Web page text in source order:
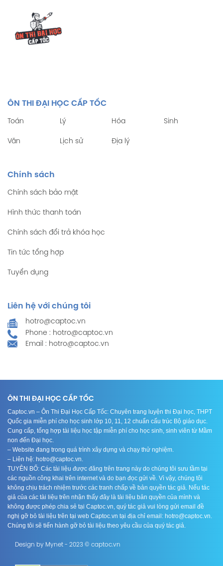
ÔN THI ĐẠI HỌC CẤP TỐC
Toán Lý Hóa Sinh
Văn Lịch sử Địa lý
Chính sách
Chính sách bảo mật
Hình thức thanh toán
Chính sách đổi trả khóa học
Tin tức tổng hợp
Tuyển dụng
Liên hệ với chúng tôi
hotro@captoc.vn
Phone : hotro@captoc.vn
Email : hotro@captoc.vn
ÔN THI ĐẠI HỌC CẤP TỐC
Captoc.vn – Ôn Thi Đại Học Cấp Tốc: Chuyên trang luyện thi Đại học, THPT
Quốc gia miễn phí cho học sinh lớp 10, 11, 12 chuẩn cấu trúc Bộ giáo dục.
Cung cấp, tổng hợp tài liệu học tập miễn phí cho học sinh, sinh viên từ Mầm
non đến Đại học.
– Website đang trong quá trình xây dựng và chạy thử nghiệm.
– Liên hệ: hotro@captoc.vn.
TUYÊN BỐ: Các tài liệu được đăng trên trang này do chúng tôi sưu tầm tại
các nguồn công khai trên internet và do bạn đọc gửi về. Vì vậy, chúng tôi
không chịu trách nhiệm trước các tranh chấp về bản quyền tác giả. Nếu tác
giả của các tài liệu trên nhận thấy đây là tài liệu bản quyền của mình và
không được phép chia sẻ tại Captoc.vn, quý tác giả vui lòng gửi email đề
nghị gỡ bỏ tài liệu trên tại web Captoc.vn tại địa chỉ email: hotro@captoc.vn.
Chúng tôi sẽ tiến hành gỡ bỏ tài liệu theo yêu cầu của quý tác giả.
Design by Mynet - 2023 © captoc.vn